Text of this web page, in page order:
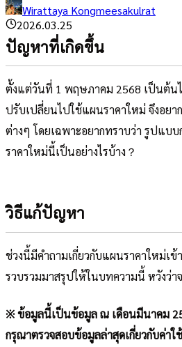
Wirattaya Kongmeesakulrat
2026.03.25
ปัญหาที่เกิดขึ้น
ตั้งแต่วันที่ 1 พฤษภาคม 2568 เป็นต้นไ
ปรับเปลี่ยนไปใช้แผนราคาใหม่ จึงอยา
ต่างๆ โดยเฉพาะอยากทราบว่า รูปแบบ
ราคาใหม่นี้เป็นอย่างไรบ้าง？
วิธีแก้ปัญหา
ช่วงนี้มีคำถามเกี่ยวกับแผนราคาใหม่เข้
รวบรวมมาสรุปให้ในบทความนี้ หวังว่
※ ข้อมูลนี้เป็นข้อมูล ณ เดือนมีนาคม
กรุณาตรวจสอบข้อมูลล่าสุดเกี่ยวกับค่าใ